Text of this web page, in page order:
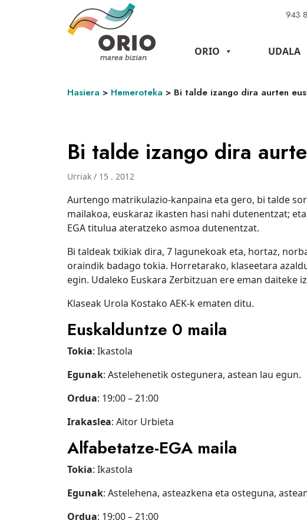
943
ORIO UDALA
Hasiera > Hemeroteka > Bi talde izango dira aurten
Bi talde izango dira
Urriak / 15 . 2012
Aurtengo matrikulazio-kanpaina eta gero, bi talde
mailakoa, euskaraz ikasten hasi nahi dutenentzat;
EGA titulua ateratzeko asmoa dutenentzat.
Bi taldeak txikiak dira, 7 lagunekoak eta, hortaz,
oraindik badago tokia. Horretarako, klaseetara
egin. Udaleko Euskara Zerbitzuan ere eman daiteke
Klaseak Urola Kostako AEK-k ematen ditu.
Euskalduntze 0 maila
Tokia: Ikastola
Egunak: Astelehenetik ostegunera, astean lau egun.
Ordua: 19:00 – 21:00
Irakaslea: Aitor Urbieta
Alfabetatze-EGA maila
Tokia: Ikastola
Egunak: Astelehena, asteazkena eta osteguna,
Ordua: 19:00 – 21:00